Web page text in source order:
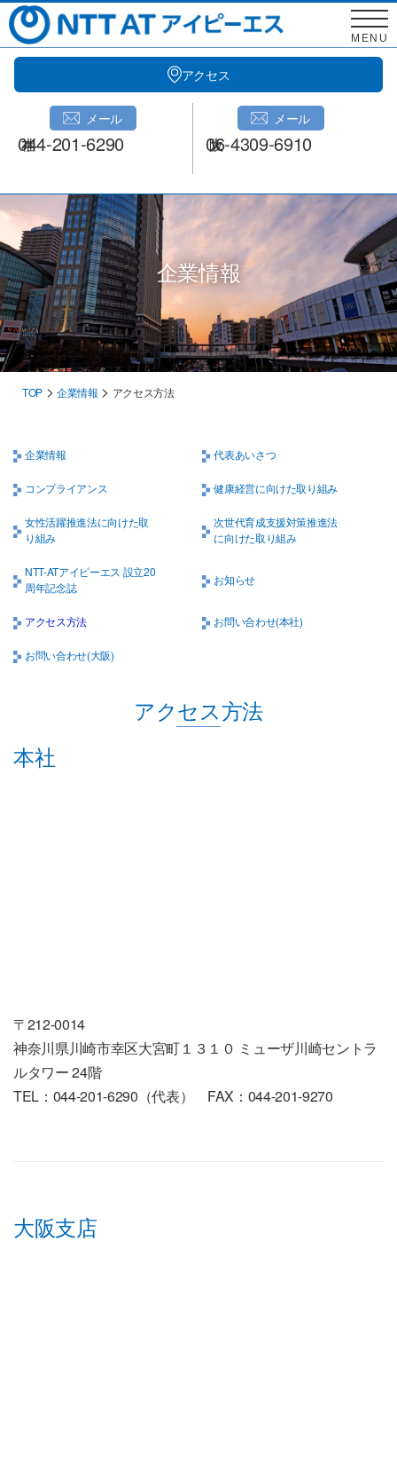
Skip
to
content
アクセス
メール
044-201-6290
メール
06-4309-6910
MENU
企業情報
TOP > 企業情報 > アクセス方法
企業情報 代表あいさつ
コンプライアンス 健康経営に向けた取り組み
女性活躍推進法に向けた取
り組み
次世代育成支援対策推進法
に向けた取り組み
NTT-ATアイピーエス 設立20
周年記念誌
お知らせ
アクセス方法 お問い合わせ(本社)
お問い合わせ(大阪)
アクセス方法
本社
〒212-0014
神奈川県川崎市幸区大宮町１３１０ ミューザ川崎セントラ
ルタワー 24階
TEL：044-201-6290（代表） FAX：044-201-9270
大阪支店